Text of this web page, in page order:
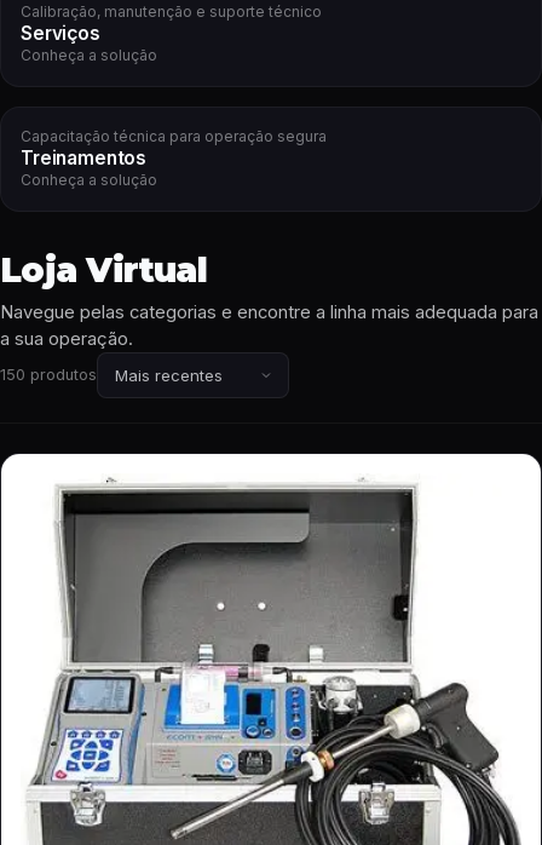
Calibração, manutenção e suporte técnico
Serviços
Conheça a solução
Capacitação técnica para operação segura
Treinamentos
Conheça a solução
Loja Virtual
Navegue pelas categorias e encontre a linha mais adequada para
a sua operação.
150 produtos